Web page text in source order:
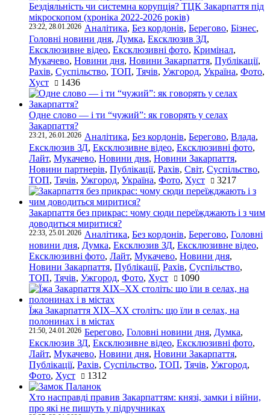
Бездіяльність чи системна корупція? ТЦК Закарпаття під
мікроскопом (хроніка 2022-2026 років)
23:22, 28.01.2026 Аналітика, Без кордонів, Берегово, Бізнес,
Головні новини дня, Думка, Ексклюзив ЗД,
Ексклюзивне відео, Ексклюзивні фото, Кримінал,
Мукачево, Новини дня, Новини Закарпаття, Публікації,
Рахів, Суспільство, ТОП, Тячів, Ужгород, Україна, Фото,
Хуст
1436
Одне слово — і ти “чужий”: як говорять у селах
Закарпаття?
23:21, 26.01.2026 Аналітика, Без кордонів, Берегово, Влада,
Ексклюзив ЗД, Ексклюзивне відео, Ексклюзивні фото,
Лайт, Мукачево, Новини дня, Новини Закарпаття,
Новини партнерів, Публікації, Рахів, Світ, Суспільство,
ТОП, Тячів, Ужгород, Україна, Фото, Хуст 3217
Закарпаття без прикрас: чому сюди переїжджають і з чим
доводиться миритися?
22:33, 25.01.2026 Аналітика, Без кордонів, Берегово, Головні
новини дня, Думка, Ексклюзив ЗД, Ексклюзивне відео,
Ексклюзивні фото, Лайт, Мукачево, Новини дня,
Новини Закарпаття, Публікації, Рахів, Суспільство,
ТОП, Тячів, Ужгород, Фото, Хуст 1090
Їжа Закарпаття ХІХ–ХХ століть: що їли в селах, на
полонинах і в містах
21:50, 24.01.2026 Берегово, Головні новини дня, Думка,
Ексклюзив ЗД, Ексклюзивне відео, Ексклюзивні фото,
Лайт, Мукачево, Новини дня, Новини Закарпаття,
Публікації, Рахів, Суспільство, ТОП, Тячів, Ужгород,
Фото, Хуст 1312
Хто насправді правив Закарпаттям: князі, замки і війни,
про які не пишуть у підручниках